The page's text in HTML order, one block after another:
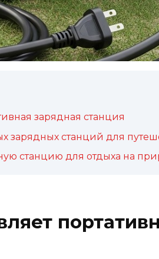
зарядная станция
зарядных станций для
станцию для отдыха на